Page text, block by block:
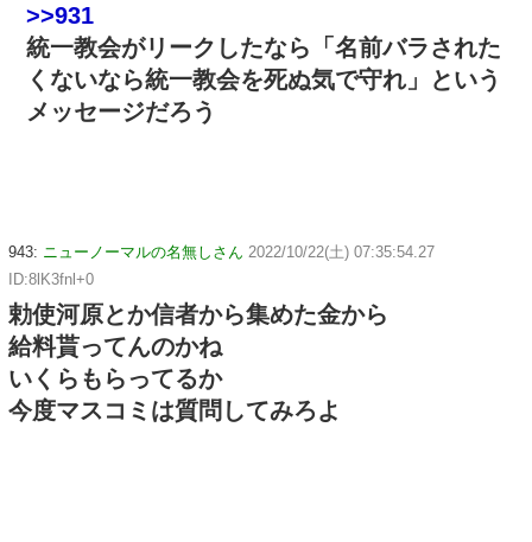
>>931
統一教会がリークしたなら「名前バラされた
くないなら統一教会を死ぬ気で守れ」という
メッセージだろう
943: ニューノーマルの名無しさん 2022/10/22(土) 07:35:54.27
ID:8lK3fnl+0
勅使河原とか信者から集めた金から
給料貰ってんのかね
いくらもらってるか
今度マスコミは質問してみろよ